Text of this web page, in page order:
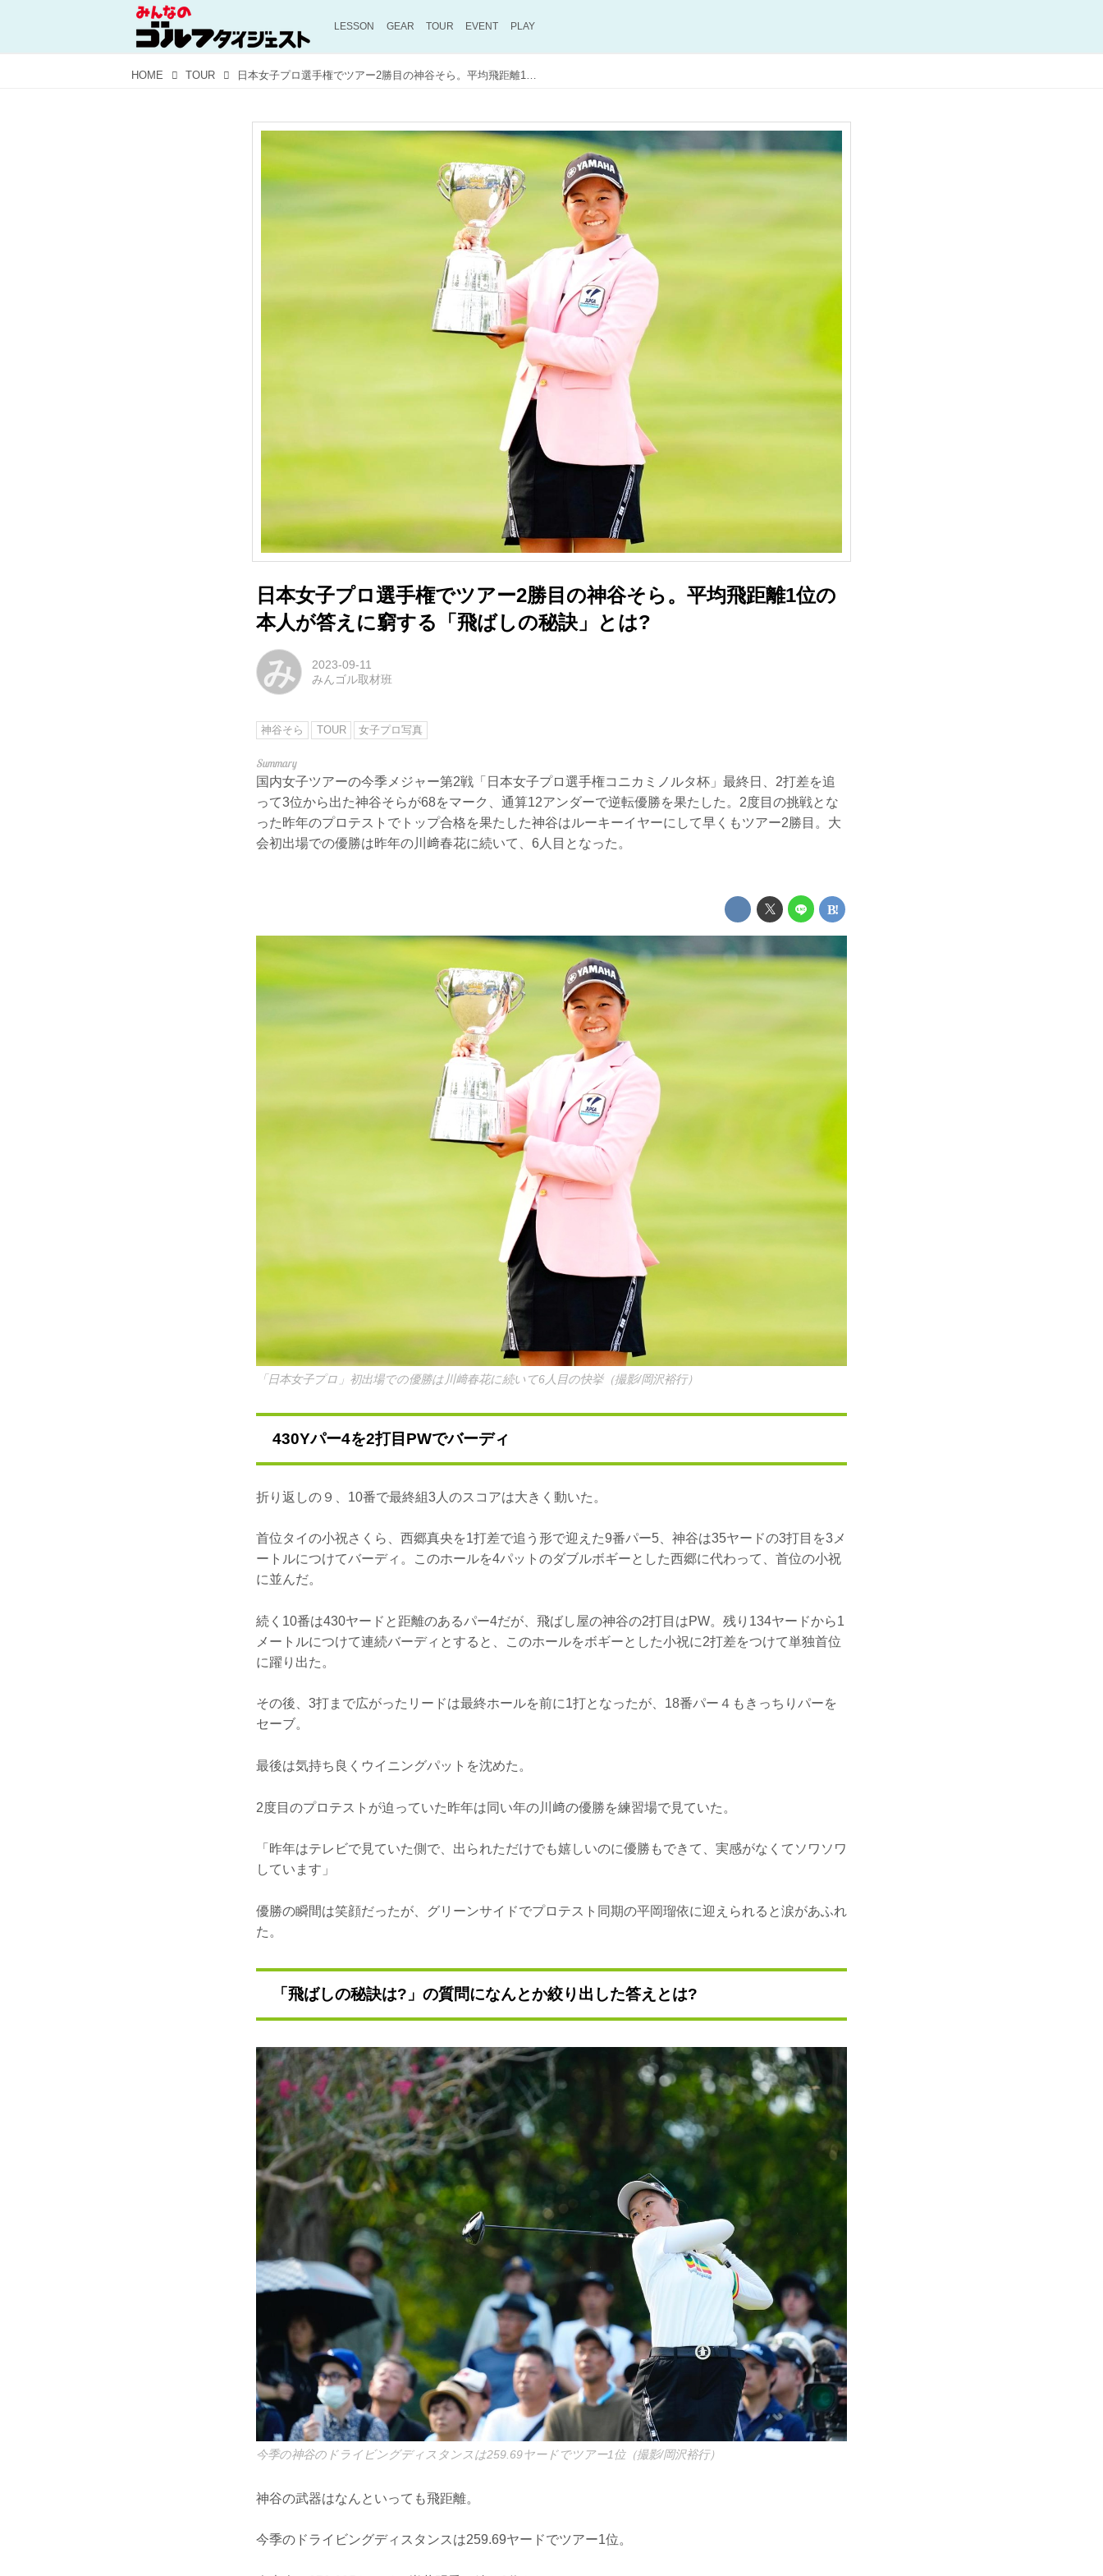
LESSON GEAR TOUR EVENT PLAY
HOME TOUR 日本女子プロ選手権でツアー2勝目の神谷そら。平均飛距離1位の本人が答えに窮する「飛ばしの秘訣」とは?
日本女子プロ選手権でツアー2勝目の神谷そら。平均飛距離1位の
本人が答えに窮する「飛ばしの秘訣」とは?
み
2023-09-11
みんゴル取材班
神谷そら TOUR 女子プロ写真
国内女子ツアーの今季メジャー第2戦「日本女子プロ選手権コニカミノルタ杯」最終日、2打差を追
って3位から出た神谷そらが68をマーク、通算12アンダーで逆転優勝を果たした。2度目の挑戦とな
った昨年のプロテストでトップ合格を果たした神谷はルーキーイヤーにして早くもツアー2勝目。大
会初出場での優勝は昨年の川﨑春花に続いて、6人目となった。
「日本女子プロ」初出場での優勝は川﨑春花に続いて6人目の快挙（撮影/岡沢裕行）
430Yパー4を2打目PWでバーディ
折り返しの９、10番で最終組3人のスコアは大きく動いた。
首位タイの小祝さくら、西郷真央を1打差で追う形で迎えた9番パー5、神谷は35ヤードの3打目を3メ
ートルにつけてバーディ。このホールを4パットのダブルボギーとした西郷に代わって、首位の小祝
に並んだ。
続く10番は430ヤードと距離のあるパー4だが、飛ばし屋の神谷の2打目はPW。残り134ヤードから1
メートルにつけて連続バーディとすると、このホールをボギーとした小祝に2打差をつけて単独首位
に躍り出た。
その後、3打まで広がったリードは最終ホールを前に1打となったが、18番パー４もきっちりパーを
セーブ。
最後は気持ち良くウイニングパットを沈めた。
2度目のプロテストが迫っていた昨年は同い年の川﨑の優勝を練習場で見ていた。
「昨年はテレビで見ていた側で、出られただけでも嬉しいのに優勝もできて、実感がなくてソワソワ
しています」
優勝の瞬間は笑顔だったが、グリーンサイドでプロテスト同期の平岡瑠依に迎えられると涙があふれ
た。
「飛ばしの秘訣は?」の質問になんとか絞り出した答えとは?
今季の神谷のドライビングディスタンスは259.69ヤードでツアー1位（撮影/岡沢裕行）
神谷の武器はなんといっても飛距離。
今季のドライビングディスタンスは259.69ヤードでツアー1位。